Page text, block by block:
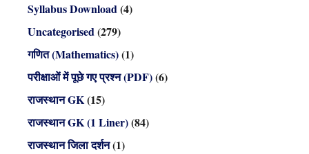
Syllabus Download(4)
Uncategorised(279)
गणित (Mathematics)(1)
परीक्षाओं में पूछे गए प्रश्न (PDF)(6)
राजस्थान GK(15)
राजस्थान GK (1 Liner)(84)
राजस्थान जिला दर्शन(1)